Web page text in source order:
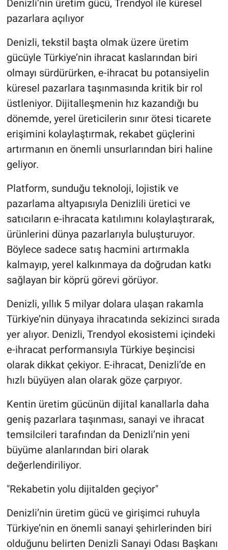
Denizli’nin üretim gücü, Trendyol ile küresel
pazarlara açılıyor
Denizli, tekstil başta olmak üzere üretim
gücüyle Türkiye’nin ihracat kaslarından biri
olmayı sürdürürken, e-ihracat bu potansiyelin
küresel pazarlara taşınmasında kritik bir rol
üstleniyor. Dijitalleşmenin hız kazandığı bu
dönemde, yerel üreticilerin sınır ötesi ticarete
erişimini kolaylaştırmak, rekabet güçlerini
artırmanın en önemli unsurlarından biri haline
geliyor.
Platform, sunduğu teknoloji, lojistik ve
pazarlama altyapısıyla Denizlili üretici ve
satıcıların e-ihracata katılımını kolaylaştırarak,
ürünlerini dünya pazarlarıyla buluşturuyor.
Böylece sadece satış hacmini artırmakla
kalmayıp, yerel kalkınmaya da doğrudan katkı
sağlayan bir köprü görevi görüyor.
Denizli, yıllık 5 milyar dolara ulaşan rakamla
Türkiye’nin dünyaya ihracatında sekizinci sırada
yer alıyor. Denizli, Trendyol ekosistemi içindeki
e-ihracat performansıyla Türkiye beşincisi
olarak dikkat çekiyor. E-ihracat, Denizli’de en
hızlı büyüyen alan olarak göze çarpıyor.
Kentin üretim gücünün dijital kanallarla daha
geniş pazarlara taşınması, sanayi ve ihracat
temsilcileri tarafından da Denizli’nin yeni
büyüme alanlarından biri olarak
değerlendiriliyor.
"Rekabetin yolu dijitalden geçiyor"
Denizli’nin üretim gücü ve girişimci ruhuyla
Türkiye’nin en önemli sanayi şehirlerinden biri
olduğunu belirten Denizli Sanayi Odası Başkanı